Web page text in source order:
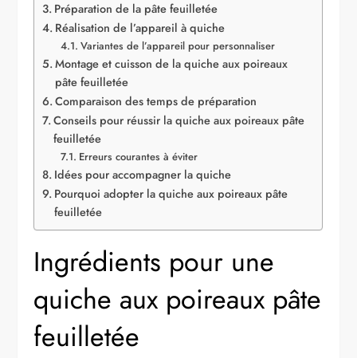
Préparation de la pâte feuilletée
Réalisation de l’appareil à quiche
Variantes de l’appareil pour personnaliser
Montage et cuisson de la quiche aux poireaux
pâte feuilletée
Comparaison des temps de préparation
Conseils pour réussir la quiche aux poireaux pâte
feuilletée
Erreurs courantes à éviter
Idées pour accompagner la quiche
Pourquoi adopter la quiche aux poireaux pâte
feuilletée
Ingrédients pour une
quiche aux poireaux pâte
feuilletée